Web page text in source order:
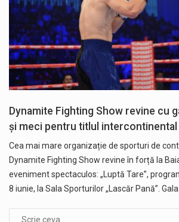
Dynamite Fighting Show revine cu
și meci pentru titlul intercontinental
Cea mai mare organizație de sporturi de
Dynamite Fighting Show revine în forță la
eveniment spectaculos: „Luptă Tare”,
8 iunie, la Sala Sporturilor „Lascăr Pană”. Gala…